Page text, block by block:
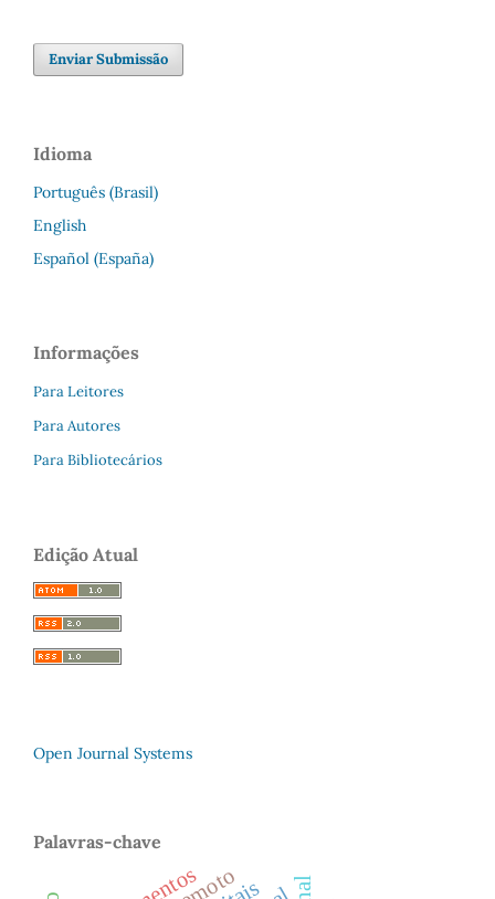
Enviar Submissão
Idioma
Português (Brasil)
English
Español (España)
Informações
Para Leitores
Para Autores
Para Bibliotecários
Edição Atual
Open Journal Systems
Palavras-chave